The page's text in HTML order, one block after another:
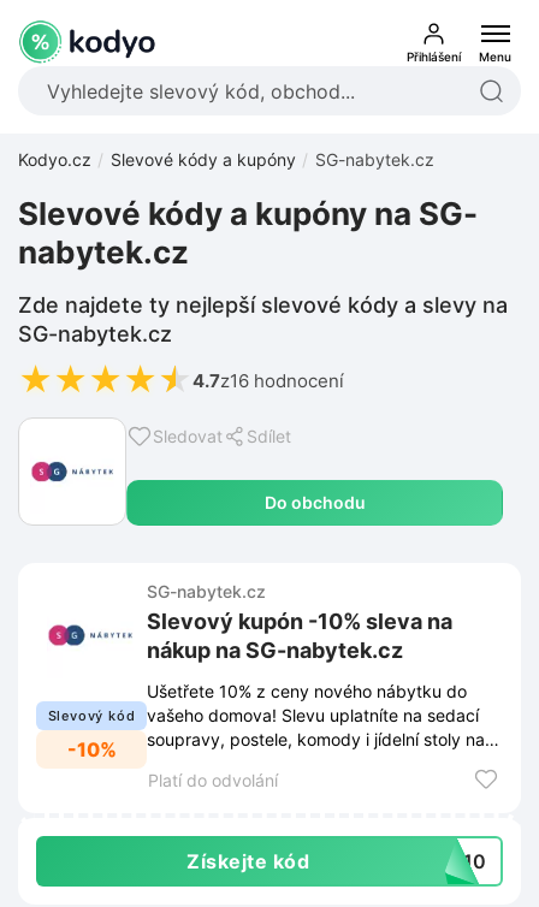
Přihlášení Menu
Kodyo.cz Slevové kódy a kupóny SG-nabytek.cz
Sledovat Sdílet
Do obchodu
Slevové kódy a kupóny na SG-
nabytek.cz
Zde najdete ty nejlepší slevové kódy a slevy na
SG-nabytek.cz
★★★★★ 4.7z16 hodnocení
Slevový kód
-10%
SG-nabytek.cz
Slevový kupón -10% sleva na
nákup na SG-nabytek.cz
Ušetřete 10% z ceny nového nábytku do
vašeho domova! Slevu uplatníte na sedací
soupravy, postele, komody i jídelní stoly na
Platí do odvolání
Získejte kód EK10